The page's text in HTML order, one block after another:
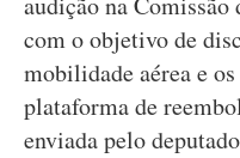
com o objetivo de
mobilidade aérea e
plataforma de
enviada pelo